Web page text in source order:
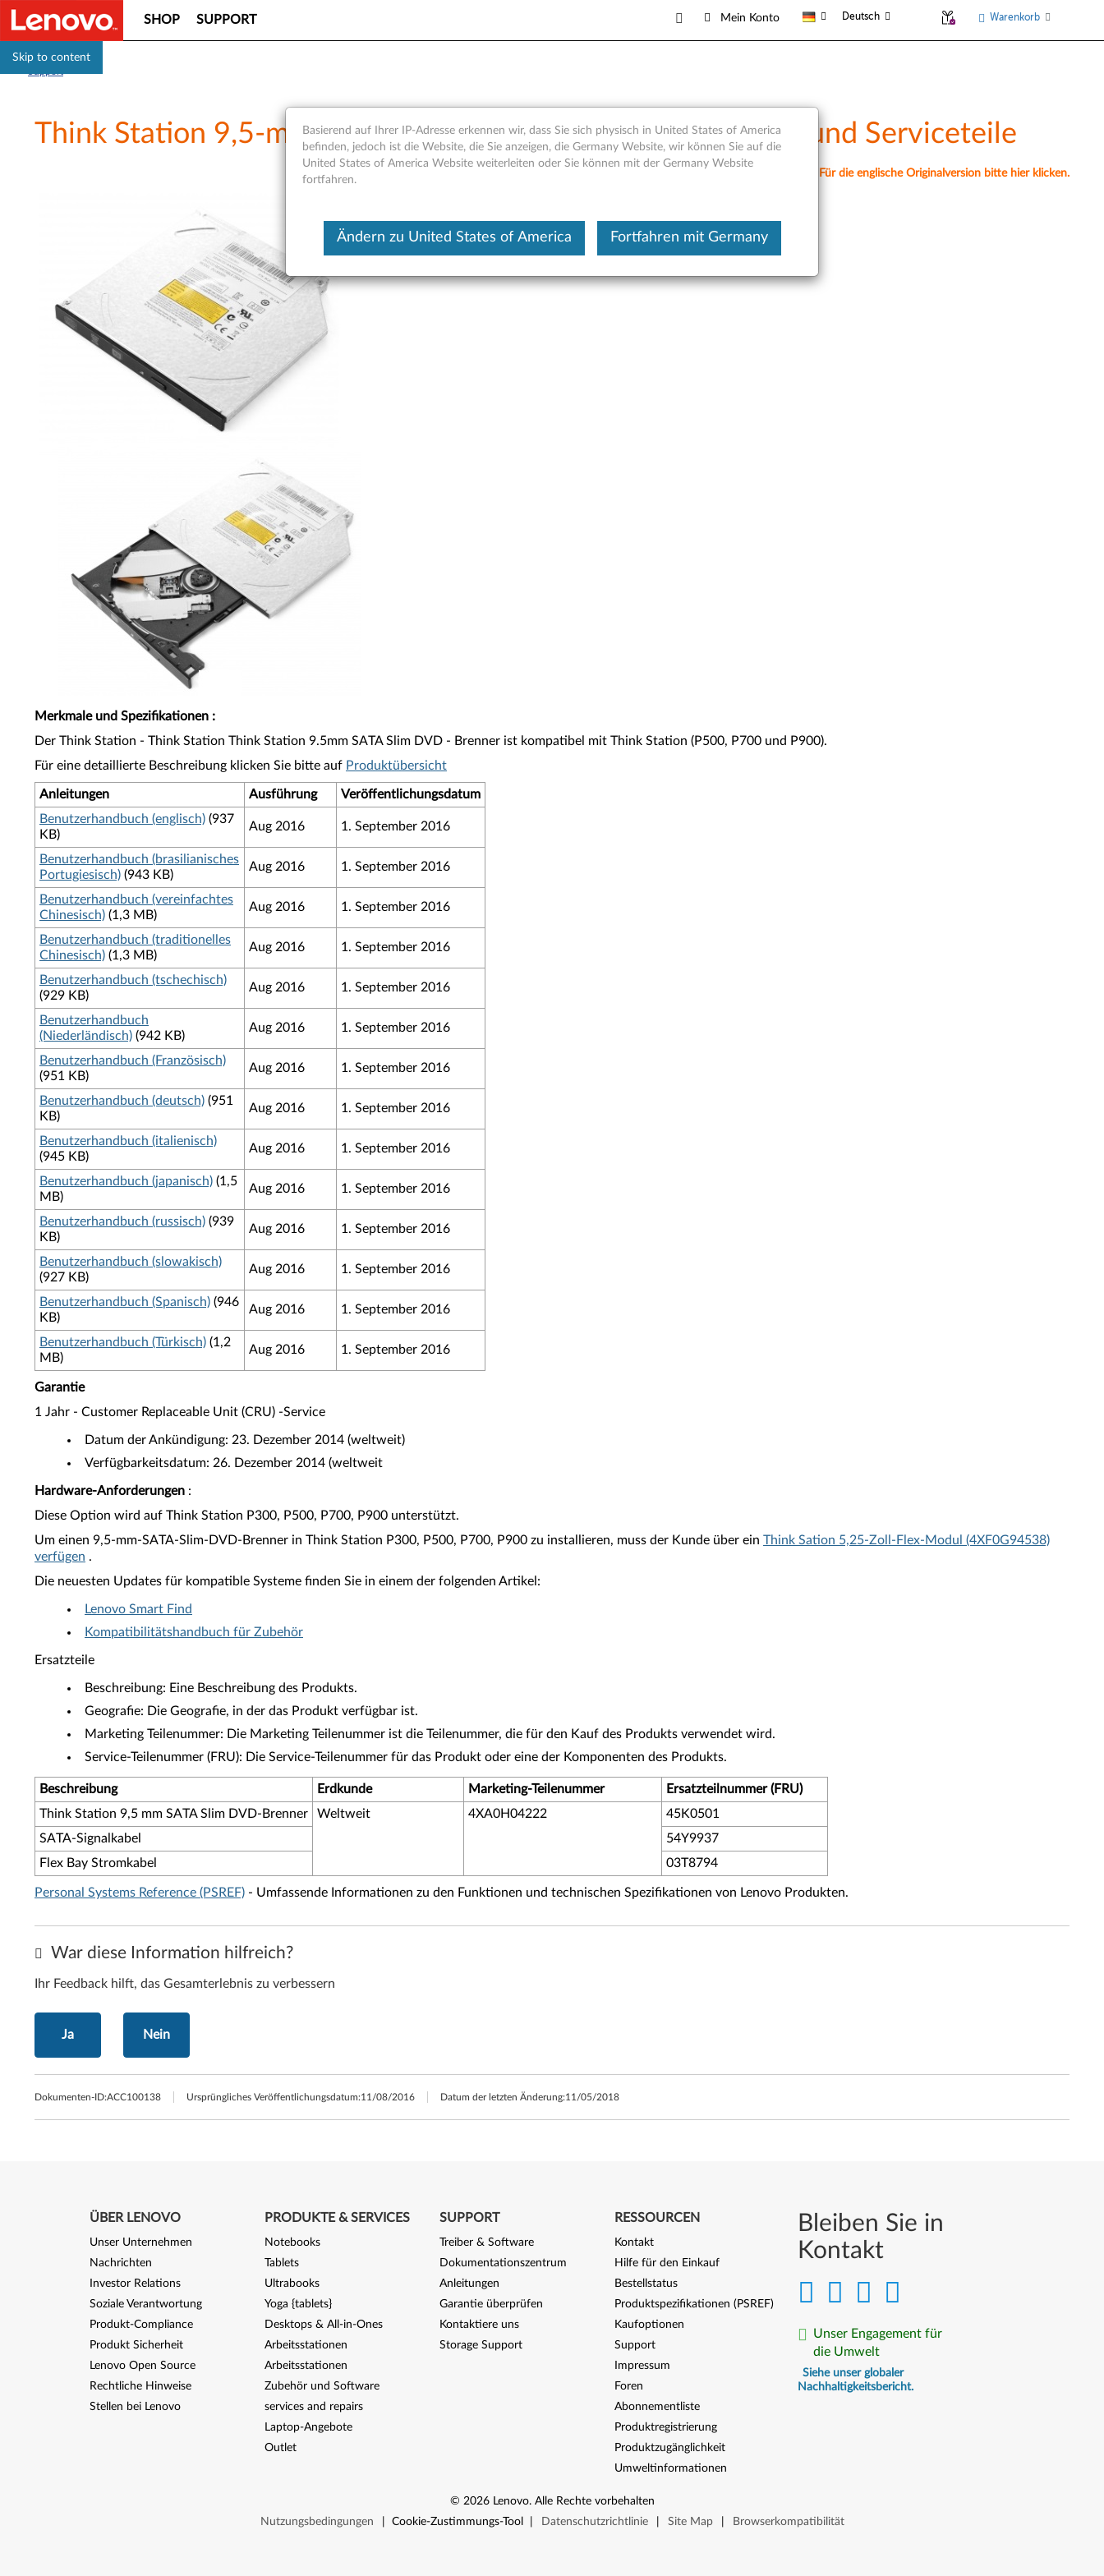
Skip to content
SHOP SUPPORT Mein Konto Deutsch Warenkorb
Think Station 9,5-mm-SATA-Slim-DVD-Brenner - Übersicht und Serviceteile
Dieser Beitrag wurde maschinell übersetzt. Für die englische Originalversion bitte hier klicken.
Merkmale und Spezifikationen :
Der Think Station - Think Station Think Station 9.5mm SATA Slim DVD - Brenner ist kompatibel mit Think Station (P500, P700 und P900).
Für eine detaillierte Beschreibung klicken Sie bitte auf Produktübersicht
Anleitungen Ausführung
Veröffentlichungsdatum
Benutzerhandbuch (englisch) (937
KB)
Aug 2016 1. September 2016
Benutzerhandbuch (brasilianisches
Portugiesisch) (943 KB)
Aug 2016 1. September 2016
Benutzerhandbuch (vereinfachtes
Chinesisch) (1,3 MB)
Aug 2016 1. September 2016
Benutzerhandbuch (traditionelles
Chinesisch) (1,3 MB)
Aug 2016 1. September 2016
Benutzerhandbuch (tschechisch)
(929 KB)
Aug 2016 1. September 2016
Benutzerhandbuch
(Niederländisch) (942 KB)
Aug 2016 1. September 2016
Benutzerhandbuch (Französisch)
(951 KB)
Aug 2016 1. September 2016
Benutzerhandbuch (deutsch) (951
KB)
Aug 2016 1. September 2016
Benutzerhandbuch (italienisch)
(945 KB)
Aug 2016 1. September 2016
Benutzerhandbuch (japanisch) (1,5
MB)
Aug 2016 1. September 2016
Benutzerhandbuch (russisch) (939
KB)
Aug 2016 1. September 2016
Benutzerhandbuch (slowakisch)
(927 KB)
Aug 2016 1. September 2016
Benutzerhandbuch (Spanisch) (946
KB)
Aug 2016 1. September 2016
Benutzerhandbuch (Türkisch) (1,2
MB)
Aug 2016 1. September 2016
Garantie
1 Jahr - Customer Replaceable Unit (CRU) -Service
Datum der Ankündigung: 23. Dezember 2014 (weltweit)
Verfügbarkeitsdatum: 26. Dezember 2014 (weltweit
Hardware-Anforderungen :
Diese Option wird auf Think Station P300, P500, P700, P900 unterstützt.
Um einen 9,5-mm-SATA-Slim-DVD-Brenner in Think Station P300, P500, P700, P900 zu installieren, muss der Kunde über ein Think Sation 5,25-Zoll-Flex-Modul (4XF0G94538)
verfügen .
Die neuesten Updates für kompatible Systeme finden Sie in einem der folgenden Artikel:
Lenovo Smart Find
Kompatibilitätshandbuch für Zubehör
Ersatzteile
Beschreibung: Eine Beschreibung des Produkts.
Geografie: Die Geografie, in der das Produkt verfügbar ist.
Marketing Teilenummer: Die Marketing Teilenummer ist die Teilenummer, die für den Kauf des Produkts verwendet wird.
Service-Teilenummer (FRU): Die Service-Teilenummer für das Produkt oder eine der Komponenten des Produkts.
Beschreibung Erdkunde Marketing-Teilenummer
Ersatzteilnummer (FRU)
Think Station 9,5 mm SATA Slim DVD-Brenner
Weltweit 4XA0H04222
45K0501
SATA-Signalkabel
54Y9937
Flex Bay Stromkabel
03T8794
Personal Systems Reference (PSREF) - Umfassende Informationen zu den Funktionen und technischen Spezifikationen von Lenovo Produkten.
War diese Information hilfreich?
Ihr Feedback hilft, das Gesamterlebnis zu verbessern
Ja Nein
Dokumenten-ID:ACC100138 Ursprüngliches Veröffentlichungsdatum:11/08/2016 Datum der letzten Änderung:11/05/2018
Bleiben Sie in
Kontakt
Unser Engagement für
die Umwelt
Siehe unser globaler
Nachhaltigkeitsbericht.
Basierend auf Ihrer IP-Adresse erkennen wir, dass Sie sich physisch in United States of America
befinden, jedoch ist die Website, die Sie anzeigen, die Germany Website, wir können Sie auf die
United States of America Website weiterleiten oder Sie können mit der Germany Website
fortfahren.
Ändern zu United States of America Fortfahren mit Germany
ÜBER LENOVO
Unser Unternehmen
Nachrichten
Investor Relations
Soziale Verantwortung
Produkt-Compliance
Produkt Sicherheit
Lenovo Open Source
Rechtliche Hinweise
Stellen bei Lenovo
PRODUKTE & SERVICES
Notebooks
Tablets
Ultrabooks
Yoga {tablets}
Desktops & All-in-Ones
Arbeitsstationen
Arbeitsstationen
Zubehör und Software
services and repairs
Laptop-Angebote
Outlet
SUPPORT
Treiber & Software
Dokumentationszentrum
Anleitungen
Garantie überprüfen
Kontaktiere uns
Storage Support
RESSOURCEN
Kontakt
Hilfe für den Einkauf
Bestellstatus
Produktspezifikationen (PSREF)
Kaufoptionen
Support
Impressum
Foren
Abonnementliste
Produktregistrierung
Produktzugänglichkeit
Umweltinformationen
© 2026 Lenovo. Alle Rechte vorbehalten
Nutzungsbedingungen
Cookie-Zustimmungs-Tool Datenschutzrichtlinie Site Map Browserkompatibilität